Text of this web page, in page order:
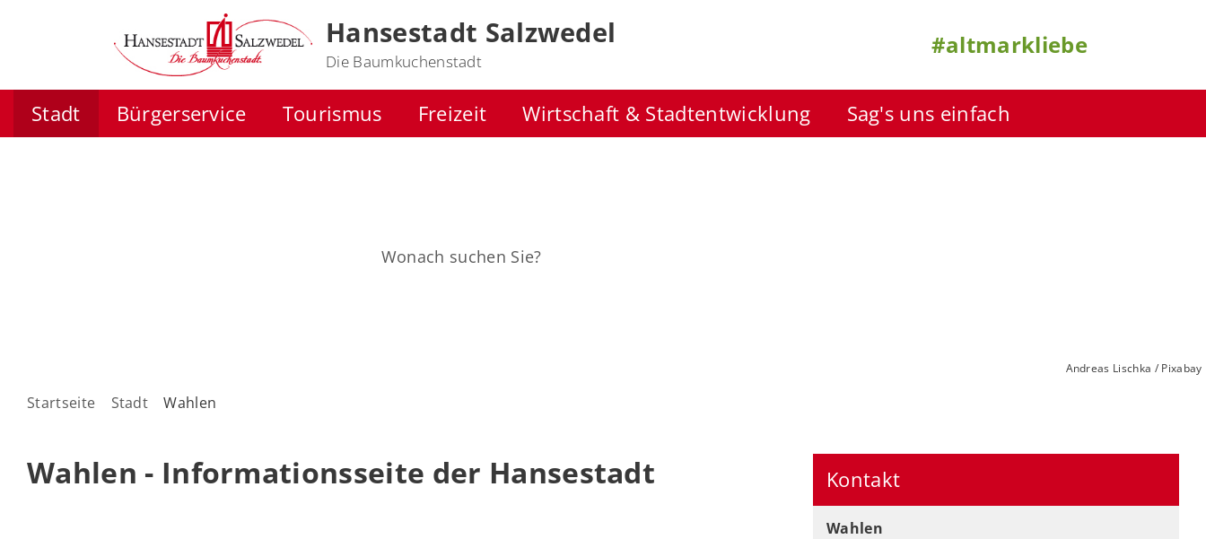
Hansestadt Salzwedel
Die Baumkuchenstadt
#altmarkliebe
Stadt Bürgerservice Tourismus Freizeit Wirtschaft & Stadtentwicklung Sag's uns einfach
Andreas Lischka / Pixabay
Startseite Stadt Wahlen
Wahlen - Informationsseite der Hansestadt Kontakt
Wahlen